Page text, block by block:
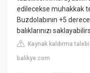
edilecekse muhakkak
Buzdolabının +5
balıklarınızı
Kaynak kaldırma talebi
balikye.com